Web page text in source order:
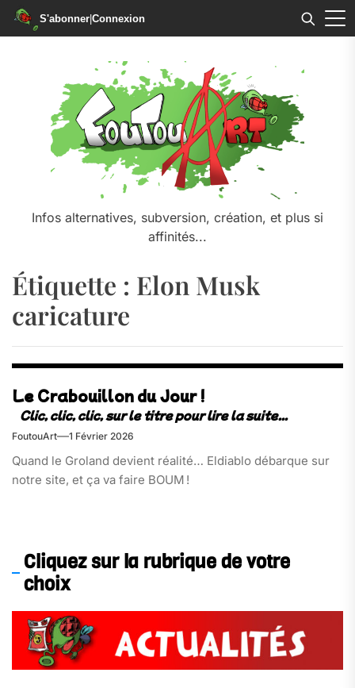
S'abonner|Connexion
Infos alternatives, subversion, création, et plus si
affinités...
Étiquette : Elon Musk
caricature
Le Crabouillon du Jour !
FoutouArt 1 Février 2026
Quand le Groland devient réalité… Eldiablo débarque sur
notre site, et ça va faire BOUM !
Cliquez sur la rubrique de votre
choix